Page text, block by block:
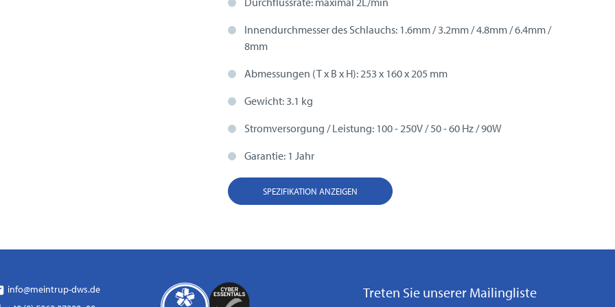
Innendurchmesser des Schlauchs: 1.6mm / 3.2mm / 4.8mm / 6.4mm /
8mm
Abmessungen (T x B x H): 253 x 160 x 205 mm
Gewicht: 3.1 kg
Stromversorgung / Leistung: 100 - 250V / 50 - 60 Hz / 90W
Garantie: 1 Jahr
SPEZIFIKATION ANZEIGEN
info@meintrup-dws.de
Treten Sie unserer Mailingliste